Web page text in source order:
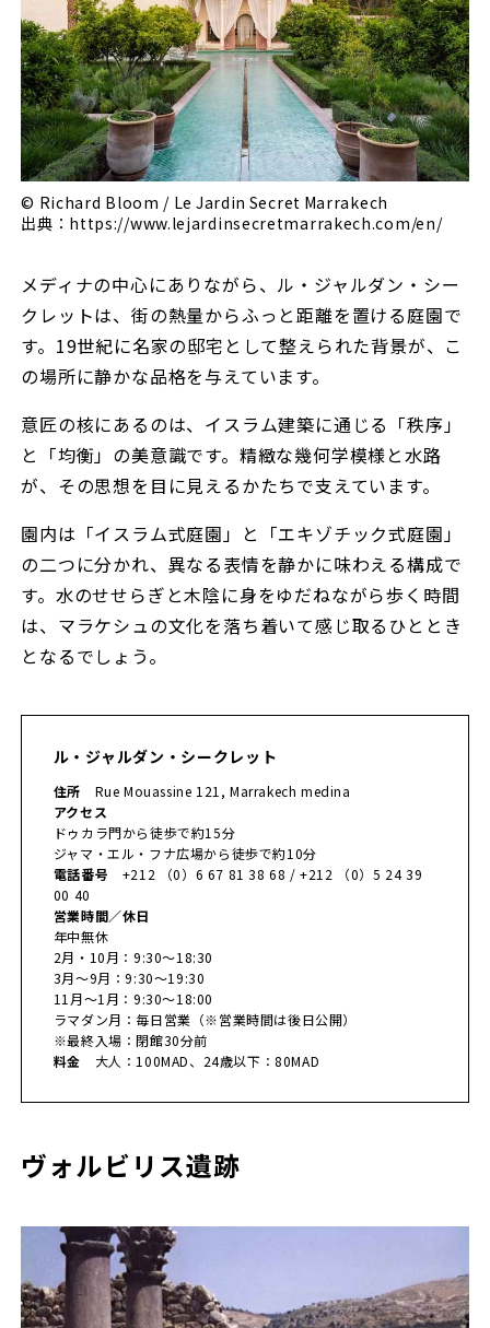
© Richard Bloom / Le Jardin Secret Marrakech
出典：https://www.lejardinsecretmarrakech.com/en/
メディナの中心にありながら、ル・ジャルダン・シー
クレットは、街の熱量からふっと距離を置ける庭園で
す。19世紀に名家の邸宅として整えられた背景が、こ
の場所に静かな品格を与えています。
意匠の核にあるのは、イスラム建築に通じる「秩序」
と「均衡」の美意識です。精緻な幾何学模様と水路
が、その思想を目に見えるかたちで支えています。
園内は「イスラム式庭園」と「エキゾチック式庭園」
の二つに分かれ、異なる表情を静かに味わえる構成で
す。水のせせらぎと木陰に身をゆだねながら歩く時間
は、マラケシュの文化を落ち着いて感じ取るひととき
となるでしょう。
ル・ジャルダン・シークレット
住所 Rue Mouassine 121, Marrakech medina
アクセス
ドゥカラ門から徒歩で約15分
ジャマ・エル・フナ広場から徒歩で約10分
電話番号 +212 （0）6 67 81 38 68 / +212 （0）5 24 39
00 40
営業時間／休日
年中無休
2月・10月：9:30～18:30
3月～9月：9:30～19:30
11月～1月：9:30～18:00
ラマダン月：毎日営業（※営業時間は後日公開）
※最終入場：閉館30分前
料金 大人：100MAD、24歳以下：80MAD
ヴォルビリス遺跡